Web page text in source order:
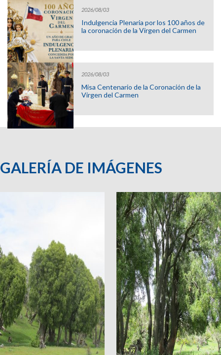
2026/08/03
Indulgencia Plenaria por los 100 años de
la coronación de la Virgen del Carmen
2026/08/03
Misa Centenario de la Coronación de la
Virgen del Carmen
GALERÍA DE IMÁGENES